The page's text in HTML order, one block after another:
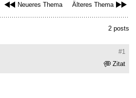
Neueres Thema Älteres Thema
2 posts
#1
Zitat